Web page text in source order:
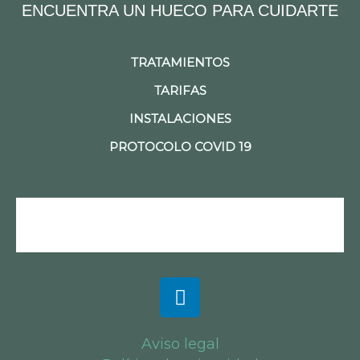
ENCUENTRA UN HUECO PARA CUIDARTE
TRATAMIENTOS
TARIFAS
INSTALACIONES
PROTOCOLO COVID 19
Aviso legal